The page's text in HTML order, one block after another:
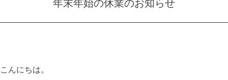
年末年始の休業のお知らせ
こんにちは。